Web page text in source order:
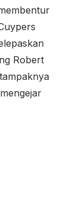
Robert